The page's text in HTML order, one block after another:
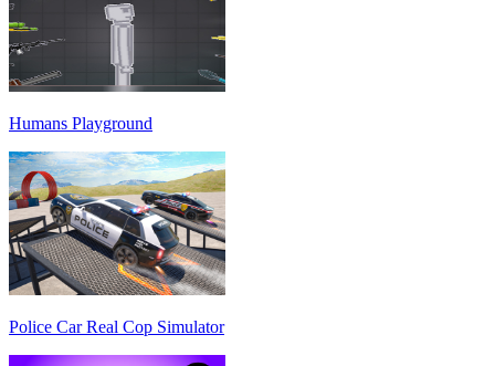
Humans Playground
Police Car Real Cop Simulator